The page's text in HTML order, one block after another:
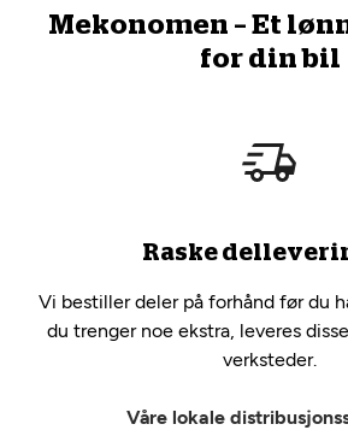
Mekonomen – Et
for din bil
Raske
Vi bestiller deler på forhånd før du
du trenger noe ekstra, leveres
verksteder.
Våre lokale